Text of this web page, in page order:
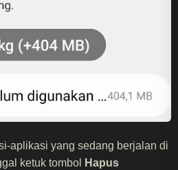
aplikasi yang sedang berjalan di
ketuk tombol
Hapus